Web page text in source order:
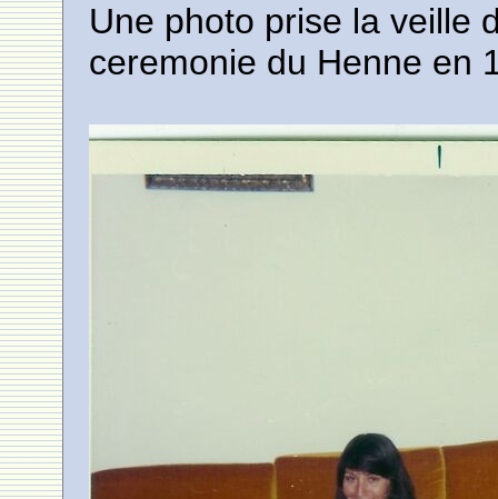
Une photo prise la veille
ceremonie du Henne en